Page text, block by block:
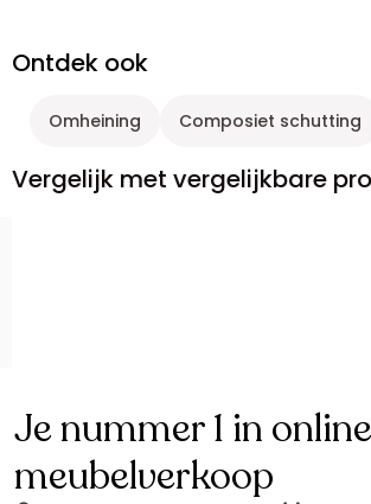
Ontdek ook
Omheining Composiet schutting
Vergelijk met vergelijkbare
Je nummer 1 in online
meubelverkoop